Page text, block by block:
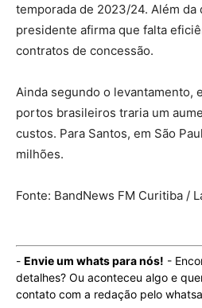
temporada de 2023/24. Além
presidente afirma que falta
contratos de concessão.
Ainda segundo o levantamento,
portos brasileiros traria um
custos. Para Santos, em São
milhões.
Fonte: BandNews FM Curitiba /
- Envie um whats para nós! -
detalhes? Ou aconteceu algo e
contato com a redação pelo